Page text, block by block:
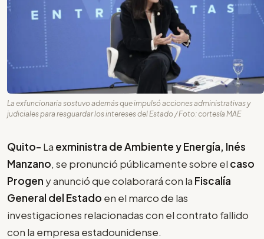
La exfuncionaria sostuvo además que impulsó acciones administrativas y
judiciales para resguardar los intereses del Estado / Foto: cortesía MAE
Quito- La exministra de Ambiente y Energía, Inés
Manzano, se pronunció públicamente sobre el caso
Progen y anunció que colaborará con la Fiscalía
General del Estado en el marco de las
investigaciones relacionadas con el contrato fallido
con la empresa estadounidense.